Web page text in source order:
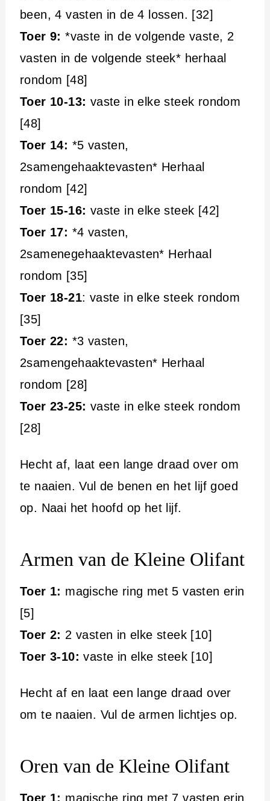
been, 4 vasten in de 4 lossen. [32]
Toer 9:*vaste in de volgende vaste, 2
vasten in de volgende steek* herhaal
rondom [48]
Toer 10-13: vaste in elke steek rondom
[48]
Toer 14: *5 vasten,
2samengehaaktevasten* Herhaal
rondom [42]
Toer 15-16: vaste in elke steek [42]
Toer 17: *4 vasten,
2samenegehaaktevasten* Herhaal
rondom [35]
Toer 18-21: vaste in elke steek rondom
[35]
Toer 22: *3 vasten,
2samengehaaktevasten* Herhaal
rondom [28]
Toer 23-25: vaste in elke steek rondom
[28]
Hecht af, laat een lange draad over om
te naaien. Vul de benen en het lijf goed
op. Naai het hoofd op het lijf.
Armen van de Kleine Olifant
Toer 1: magische ring met 5 vasten erin
[5]
Toer 2: 2 vasten in elke steek [10]
Toer 3-10:vaste in elke steek [10]
Hecht af en laat een lange draad over
om te naaien. Vul de armen lichtjes op.
Oren van de Kleine Olifant
Toer 1: magische ring met 7 vasten erin